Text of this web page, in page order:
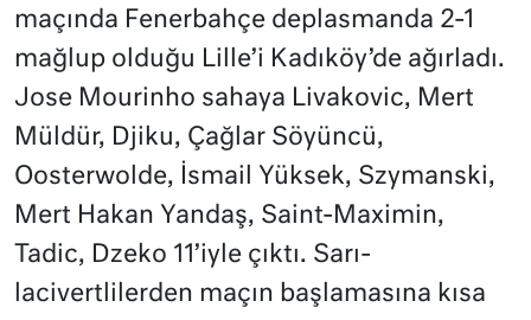
maçında Fenerbahçe deplasmanda 2-1
mağlup olduğu Lille’i Kadıköy’de ağırladı.
Jose Mourinho sahaya Livakovic, Mert
Müldür, Djiku, Çağlar Söyüncü,
Oosterwolde, İsmail Yüksek, Szymanski,
Mert Hakan Yandaş, Saint-Maximin,
Tadic, Dzeko 11’iyle çıktı. Sarı-
lacivertlilerden maçın başlamasına kısa